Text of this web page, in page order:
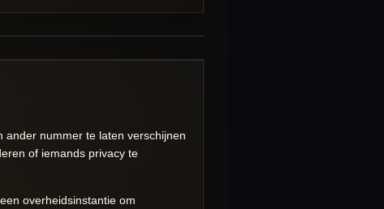
ander nummer te laten verschijnen
of iemands privacy te
overheidsinstantie om